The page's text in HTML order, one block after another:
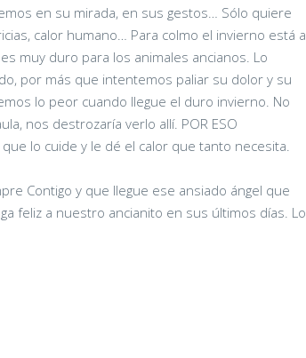
en su mirada, en sus gestos… Sólo quiere
calor humano… Para colmo el invierno está a
muy duro para los animales ancianos. Lo
por más que intentemos paliar su dolor y su
lo peor cuando llegue el duro invierno. No
nos destrozaría verlo allí. POR ESO
que lo cuide y le dé el calor que tanto necesita.
Contigo y que llegue ese ansiado ángel que
feliz a nuestro ancianito en sus últimos días. Lo